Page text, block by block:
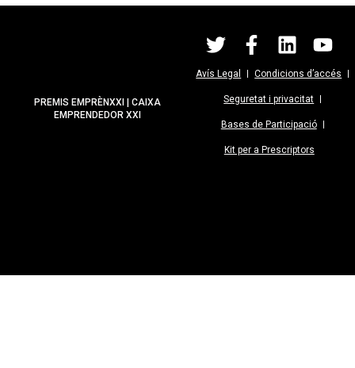
PREMIS EMPRÈNXXI | CAIXA
EMPRENDEDOR XXI
Avís Legal Condicions d’accés
Seguretat i privacitat
Bases de Participació
Kit per a Prescriptors